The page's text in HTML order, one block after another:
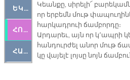
ԵԿԵՂԵՑԱԿԱՆ
ՀՈԳԵՄՏԱՒՈՐ
ՀԱՐԹԱԿ
Կեանքը, սիրելի՜
որ երբեմն մութ
հարկադրուի ճամբորդը։
Արդարեւ, այն որ կ՚ապրի
հանդուրժել անոր մութ
կը վայելէ լոյսը նոյն